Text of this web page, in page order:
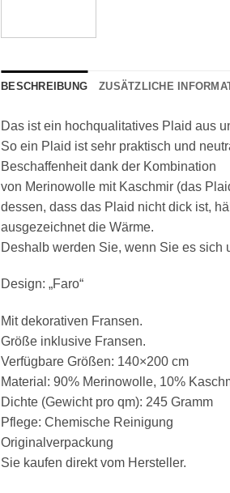
BESCHREIBUNG ZUSÄTZLICHE
Das ist ein hochqualitatives Plaid aus
So ein Plaid ist sehr praktisch und
Beschaffenheit dank der Kombination
von Merinowolle mit Kaschmir (das
dessen, dass das Plaid nicht dick ist,
ausgezeichnet die Wärme.
Deshalb werden Sie, wenn Sie es sich
Design: „Faro“
Mit dekorativen Fransen.
Größe inklusive Fransen.
Verfügbare Größen: 140×200 cm
Material: 90% Merinowolle, 10%
Dichte (Gewicht pro qm): 245 Gramm
Pflege: Chemische Reinigung
Originalverpackung
Sie kaufen direkt vom Hersteller.